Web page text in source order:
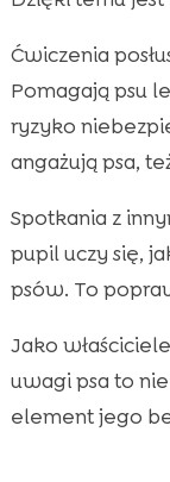
Ćwiczenia
Pomagają psu
ryzyko
angażują psa,
Spotkania z
pupil uczy się,
psów. To
Jako
uwagi psa to
element jego